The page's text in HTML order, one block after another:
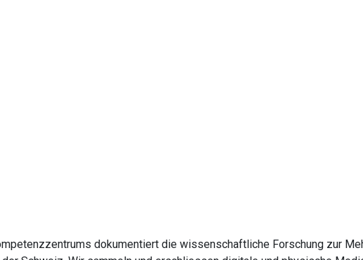
dokumentiert die wissenschaftliche Forschung zur